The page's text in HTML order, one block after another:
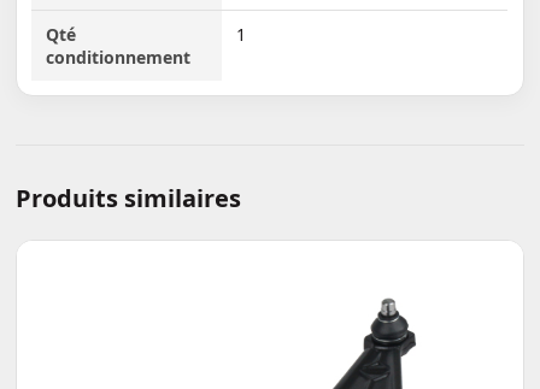
Qté
conditionnement
1
Produits similaires